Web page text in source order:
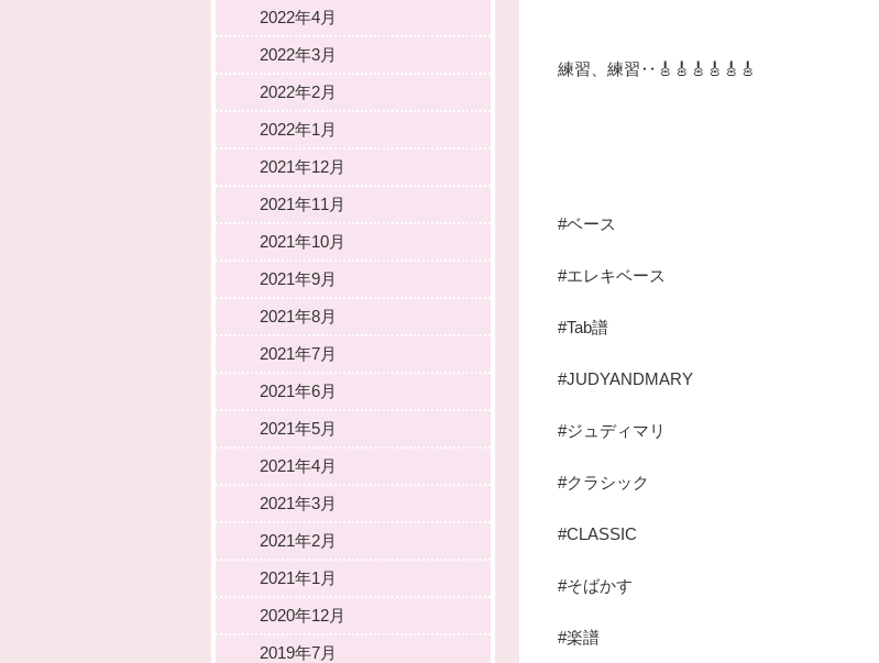
練習、練習‥🎸🎸🎸🎸🎸🎸
#ベース
#エレキベース
#Tab譜
#JUDYANDMARY
#ジュディマリ
#クラシック
#CLASSIC
#そばかす
#楽譜
2022年4月
2022年3月
2022年2月
2022年1月
2021年12月
2021年11月
2021年10月
2021年9月
2021年8月
2021年7月
2021年6月
2021年5月
2021年4月
2021年3月
2021年2月
2021年1月
2020年12月
2019年7月